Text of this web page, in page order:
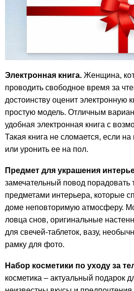
Электронная книга. Женщина,
проводить свободное время за
достоинству оценит электронную
простую модель. Отличным
удобная электронная книга с
Такая книга не сломается, если на
или уронить ее на пол.
Предмет для украшения
замечательный повод порадовать
предметами интерьера, которые
доме неповторимую атмосферу.
ловца снов, оригинальные
для свечей-таблеток, вазу,
рамку для фото.
Набор косметики по уходу за
косметика – актуальный подарок